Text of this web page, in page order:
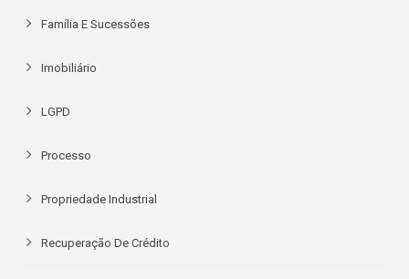
Família E Sucessões
Imobiliário
LGPD
Processo
Propriedade Industrial
Recuperação De Crédito